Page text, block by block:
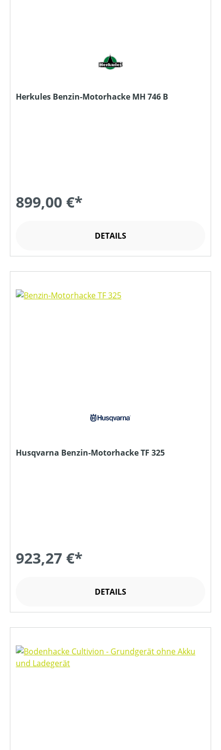
Herkules Benzin-Motorhacke MH 746 B
899,00 €*
DETAILS
Husqvarna Benzin-Motorhacke TF 325
923,27 €*
DETAILS